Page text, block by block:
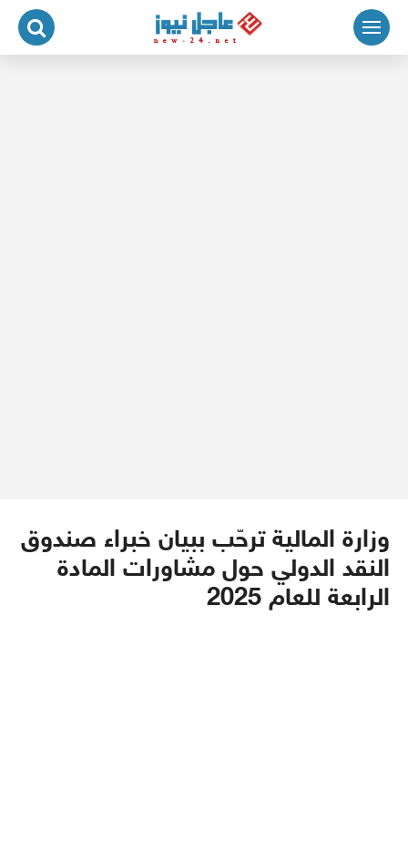
التجاوز
المحتوى
وزارة المالية ترحّب ببيان خبراء صندوق
النقد الدولي حول مشاورات المادة
الرابعة للعام 2025